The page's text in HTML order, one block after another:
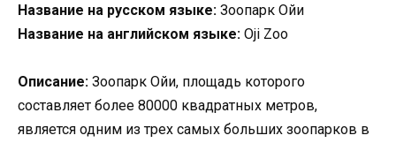
Название на русском языке: Зоопарк Ойи
Название на английском языке: Oji Zoo
Описание: Зоопарк Ойи, площадь которого
составляет более 80000 квадратных метров,
является одним из трех самых больших зоопарков в